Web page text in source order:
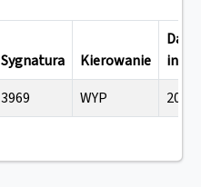
Sygnatura Kierowanie
Data
3969 WYP